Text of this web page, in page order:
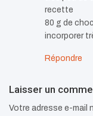
recette
80 g de
incorporer
Répondre
Laisser un
Votre adresse e-mail